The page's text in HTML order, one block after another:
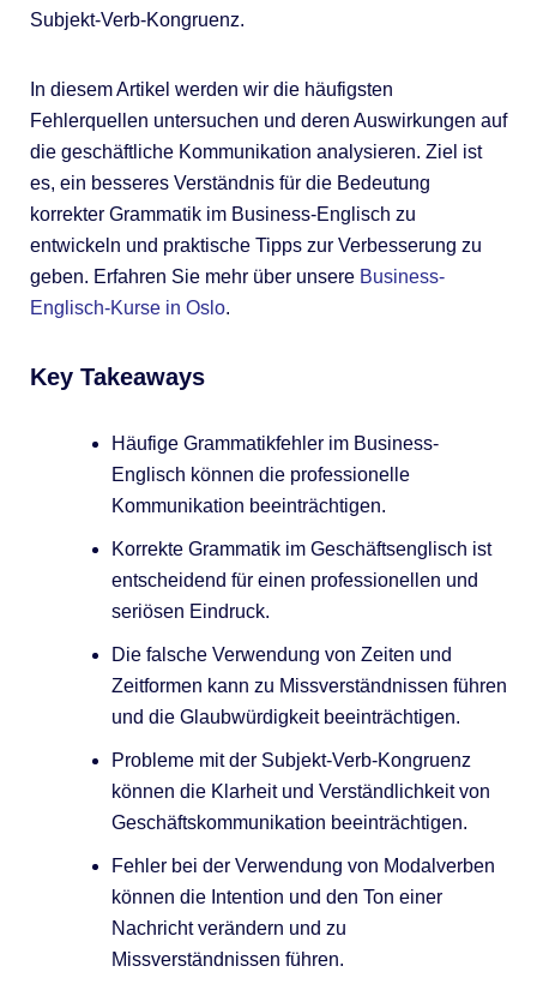
Subjekt-Verb-Kongruenz.
In diesem Artikel werden wir die häufigsten
Fehlerquellen untersuchen und deren Auswirkungen auf
die geschäftliche Kommunikation analysieren. Ziel ist
es, ein besseres Verständnis für die Bedeutung
korrekter Grammatik im Business-Englisch zu
entwickeln und praktische Tipps zur Verbesserung zu
geben. Erfahren Sie mehr über unsere Business-
Englisch-Kurse in Oslo.
Key Takeaways
Häufige Grammatikfehler im Business-
Englisch können die professionelle
Kommunikation beeinträchtigen.
Korrekte Grammatik im Geschäftsenglisch ist
entscheidend für einen professionellen und
seriösen Eindruck.
Die falsche Verwendung von Zeiten und
Zeitformen kann zu Missverständnissen führen
und die Glaubwürdigkeit beeinträchtigen.
Probleme mit der Subjekt-Verb-Kongruenz
können die Klarheit und Verständlichkeit von
Geschäftskommunikation beeinträchtigen.
Fehler bei der Verwendung von Modalverben
können die Intention und den Ton einer
Nachricht verändern und zu
Missverständnissen führen.